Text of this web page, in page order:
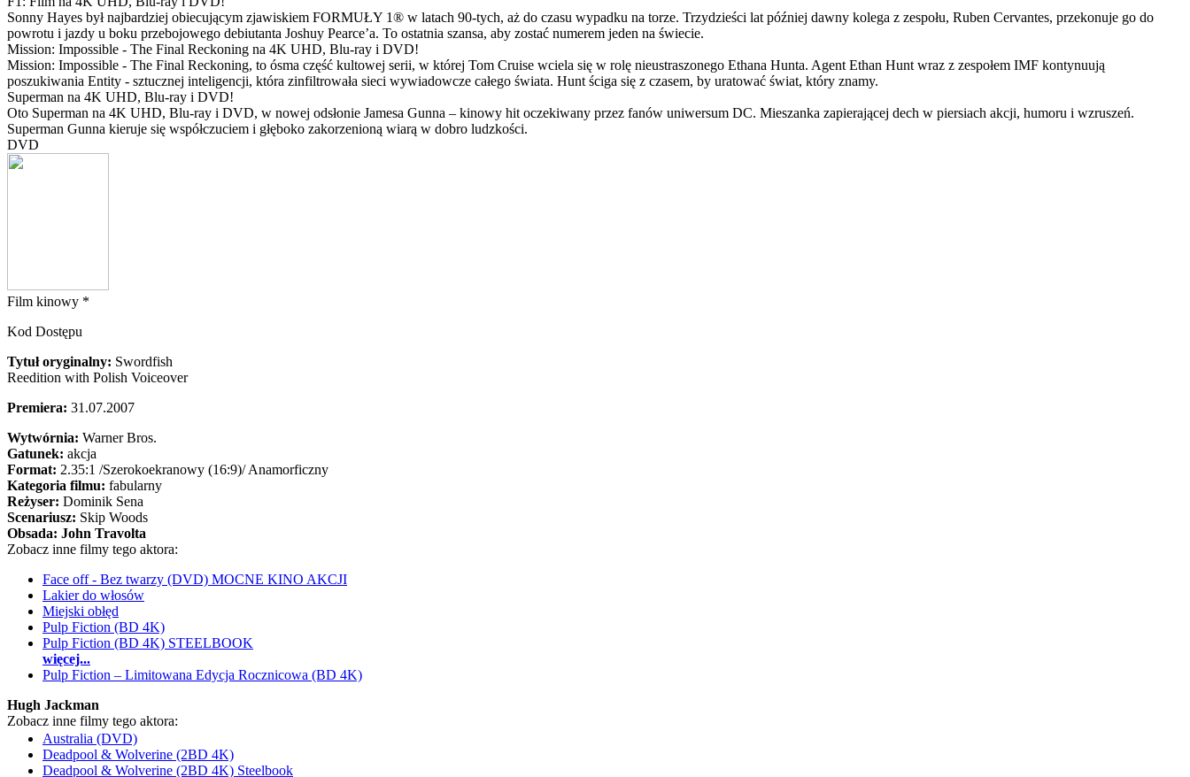
Sonny Hayes był najbardziej obiecującym zjawiskiem FORMUŁY 1® w latach 90-tych, aż do czasu wypadku na torze. Trzydzieści lat później dawny kolega z zespołu, Ruben Cervantes, przekonuje go do
powrotu i jazdy u boku przebojowego debiutanta Joshuy Pearce’a. To ostatnia szansa, aby zostać numerem jeden na świecie.
Mission: Impossible - The Final Reckoning na 4K UHD, Blu-ray i DVD!
Mission: Impossible - The Final Reckoning, to ósma część kultowej serii, w której Tom Cruise wciela się w rolę nieustraszonego Ethana Hunta. Agent Ethan Hunt wraz z zespołem IMF kontynuują
poszukiwania Entity - sztucznej inteligencji, która zinfiltrowała sieci wywiadowcze całego świata. Hunt ściga się z czasem, by uratować świat, który znamy.
Superman na 4K UHD, Blu-ray i DVD!
Oto Superman na 4K UHD, Blu-ray i DVD, w nowej odsłonie Jamesa Gunna – kinowy hit oczekiwany przez fanów uniwersum DC. Mieszanka zapierającej dech w piersiach akcji, humoru i wzruszeń.
Superman Gunna kieruje się współczuciem i głęboko zakorzenioną wiarą w dobro ludzkości.
DVD
Film kinowy *
Kod Dostępu
Tytuł oryginalny: Swordfish
Reedition with Polish Voiceover
Premiera: 31.07.2007
Wytwórnia: Warner Bros.
Gatunek: akcja
Format: 2.35:1 /Szerokoekranowy (16:9)/Anamorficzny
Kategoria filmu: fabularny
Reżyser: Dominik Sena
Scenariusz: Skip Woods
Obsada: John Travolta
Zobacz inne filmy tego aktora:
Face off - Bez twarzy (DVD) MOCNE KINO AKCJI
Lakier do włosów
Miejski obłęd
Pulp Fiction (BD 4K)
Pulp Fiction (BD 4K) STEELBOOK
więcej...
Pulp Fiction – Limitowana Edycja Rocznicowa (BD 4K)
Hugh Jackman
Zobacz inne filmy tego aktora:
Australia (DVD)
Deadpool & Wolverine (2BD 4K)
Deadpool & Wolverine (2BD 4K) Steelbook